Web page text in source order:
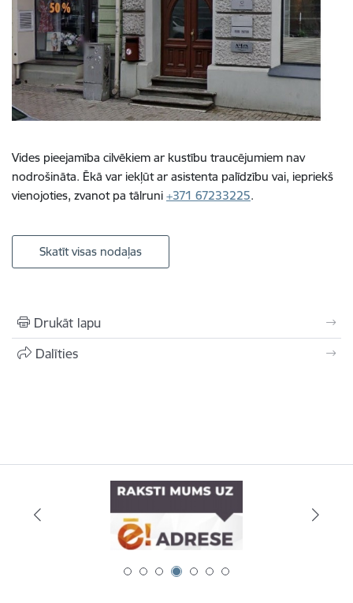
Vides pieejamība cilvēkiem ar kustību traucējumiem nav
nodrošināta. Ēkā var iekļūt ar asistenta palīdzību vai, iepriekš
vienojoties, zvanot pa tālruni +371 67233225.
Skatīt visas nodaļas
Drukāt lapu
Dalīties